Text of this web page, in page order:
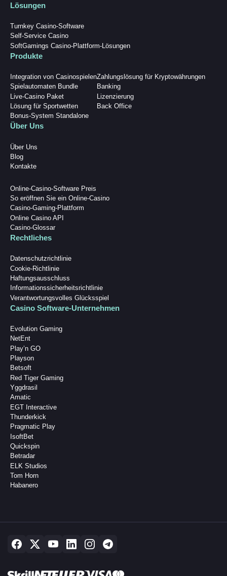
Lösungen
Turnkey Casino-Software
Self-Service Casino
SoftGamings Casino-Plattform-Lösungen
Produkte
Integration von Casinospielen
Spielautomaten Bundle
Live-Casino Paket
Lösung für Sportwetten
Bonus-System Standalone
Zahlungslösung für Kryptowährungen
Banking
Lizenzierung
Back Office
Über Uns
Über Uns
Blog
Kontakte
Online-Casino-Software Preis
So eröffnen Sie ein Online-Casino
Casino-Gaming-Plattform
Online Casino API
Casino-Glossar
Rechtliches
Datenschutzrichtlinie
Cookie-Richtlinie
Haftungsausschluss
Informationssicherheitsrichtlinie
Verantwortungsvolles Glücksspiel
Casino Software-Unternehmen
Evolution Gaming
NetEnt
Play’n GO
Playson
Betsoft
Red Tiger Gaming
Yggdrasil
Amatic
EGT Interactive
Thunderkick
Pragmatic Play
IsoftBet
Quickspin
Betradar
ELK Studios
Tom Horn
Habanero